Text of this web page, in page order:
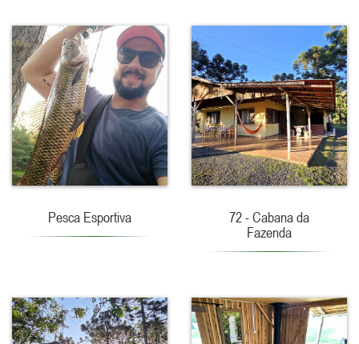
Pesca Esportiva
72 - Cabana da
Fazenda